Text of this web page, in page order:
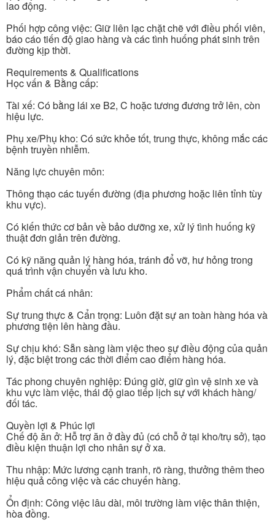
lao động.
Phối hợp công việc: Giữ liên lạc chặt chẽ với điều phối viên,
báo cáo tiến độ giao hàng và các tình huống phát sinh trên
đường kịp thời.
Requirements & Qualifications
Học vấn & Bằng cấp:
Tài xế: Có bằng lái xe B2, C hoặc tương đương trở lên, còn
hiệu lực.
Phụ xe/Phụ kho: Có sức khỏe tốt, trung thực, không mắc các
bệnh truyền nhiễm.
Năng lực chuyên môn:
Thông thạo các tuyến đường (địa phương hoặc liên tỉnh tùy
khu vực).
Có kiến thức cơ bản về bảo dưỡng xe, xử lý tình huống kỹ
thuật đơn giản trên đường.
Có kỹ năng quản lý hàng hóa, tránh đổ vỡ, hư hỏng trong
quá trình vận chuyển và lưu kho.
Phẩm chất cá nhân:
Sự trung thực & Cẩn trọng: Luôn đặt sự an toàn hàng hóa và
phương tiện lên hàng đầu.
Sự chịu khó: Sẵn sàng làm việc theo sự điều động của quản
lý, đặc biệt trong các thời điểm cao điểm hàng hóa.
Tác phong chuyên nghiệp: Đúng giờ, giữ gìn vệ sinh xe và
khu vực làm việc, thái độ giao tiếp lịch sự với khách hàng/
đối tác.
Quyền lợi & Phúc lợi
Chế độ ăn ở: Hỗ trợ ăn ở đầy đủ (có chỗ ở tại kho/trụ sở), tạo
điều kiện thuận lợi cho nhân sự ở xa.
Thu nhập: Mức lương cạnh tranh, rõ ràng, thưởng thêm theo
hiệu quả công việc và các chuyến hàng.
Ổn định: Công việc lâu dài, môi trường làm việc thân thiện,
hòa đồng.